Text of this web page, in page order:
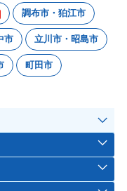
調布市・狛江市
市 立川市・昭島市
町田市